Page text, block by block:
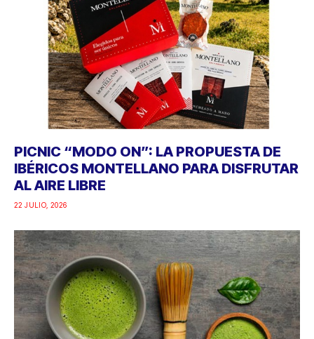
PICNIC “MODO ON”: LA PROPUESTA DE
IBÉRICOS MONTELLANO PARA DISFRUTAR
AL AIRE LIBRE
22 JULIO, 2026